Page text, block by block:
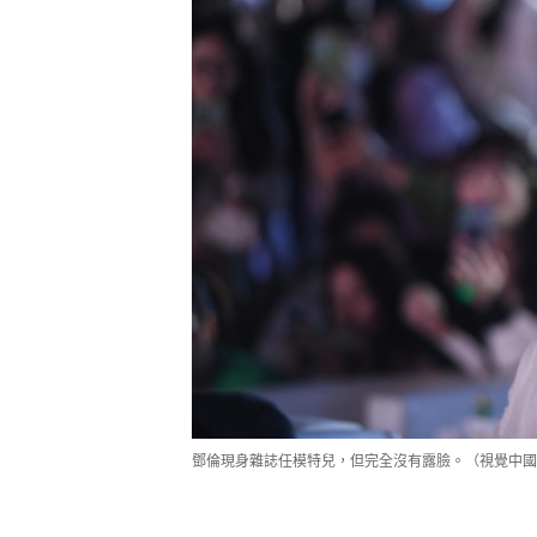
鄧倫現身雜誌任模特兒，但完全沒有露臉。（視覺中